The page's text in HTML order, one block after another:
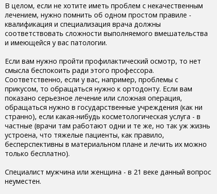
В целом, если не хотите иметь проблем с некачественным
лечением, нужно помнить об одном простом правиле -
квалификация и специализация врача должны
соответствовать сложности выполняемого вмешательства
и имеющейся у вас патологии.
Если вам нужно пройти профилактический осмотр, то нет
смысла беспокоить ради этого профессора.
Соответственно, если у вас, например, проблемы с
прикусом, то обращаться нужно к ортодонту. Если вам
показано серьезное лечение или сложная операция,
обращаться нужно в государственные учреждения (как ни
странно), если какая-нибудь косметологическая услуга - в
частные (врачи там работают одни и те же, но так уж жизнь
устроена, что тяжелые пациенты, как правило,
бесперспективны в материальном плане и лечить их можно
только бесплатно).
Специалист мужчина или женщина - в 21 веке данный вопрос
неуместен.